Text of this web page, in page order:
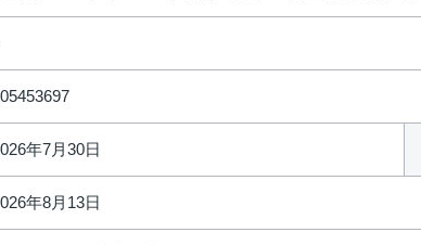
年7月30日
年8月13日